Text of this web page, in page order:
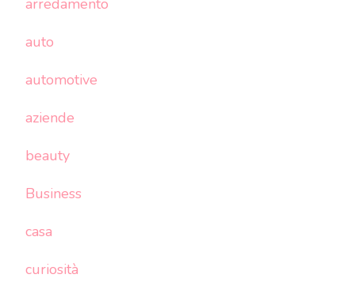
arredamento
auto
automotive
aziende
beauty
Business
casa
curiosità